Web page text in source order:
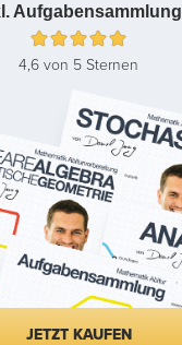
Aufgabensammlung
4,6 von 5 Sternen
JETZT KAUFEN